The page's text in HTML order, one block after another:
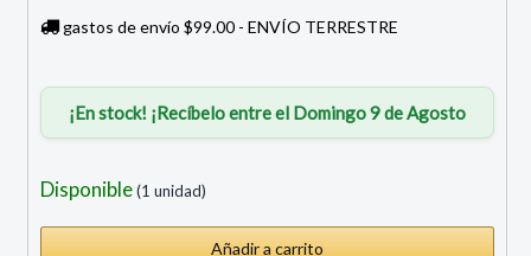
gastos de envío $99.00 - ENVÍO TERRESTRE
¡En stock! ¡Recíbelo entre el Domingo 9 de Agosto
Disponible(1 unidad)